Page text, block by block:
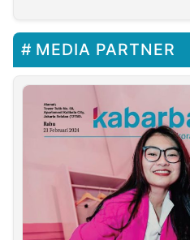
MEDIA PARTNER